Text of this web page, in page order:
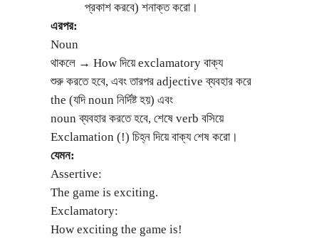
প্রকাশ করবে) শনাক্ত করো।
এরপর:
Noun
থাকলে → How দিয়ে exclamatory বাক্য
শুরু করতে হবে, এবং তারপর adjective ব্যবহার করে
the (যদি noun নির্দিষ্ট হয়) এবং
noun ব্যবহার করতে হবে, শেষে verb বসিয়ে
Exclamation (!) চিহ্ন দিয়ে বাক্য শেষ করো।
যেমন:
Assertive:
The game is exciting.
Exclamatory:
How exciting the game is!